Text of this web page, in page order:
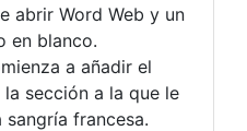
abrir Word Web y un
en blanco.
a añadir el
sección a la que le
francesa.